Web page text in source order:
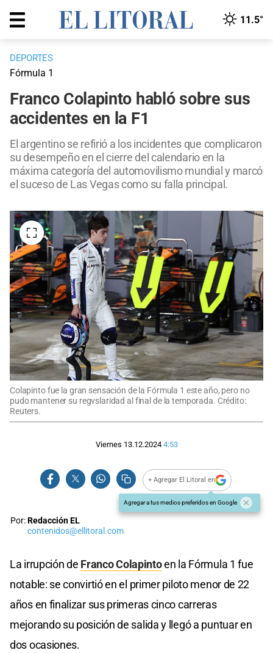
11.5°
DEPORTES
Fórmula 1
Franco Colapinto habló sobre sus
accidentes en la F1
El argentino se refirió a los incidentes que complicaron
su desempeño en el cierre del calendario en la
máxima categoría del automovilismo mundial y marcó
el suceso de Las Vegas como su falla principal.
Colapinto fue la gran sensación de la Fórmula 1 este año, pero no
pudo mantener su regvslaridad al final de la temporada. Crédito:
Reuters.
Viernes 13.12.2024 4:53
+ Agregar El Litoral en
Agregar a tus medios preferidos en Google
Por:Redacción EL
contenidos@ellitoral.com
La irrupción de Franco Colapintoen la Fórmula 1 fue
notable: se convirtió en el primer piloto menor de 22
años en finalizar sus primeras cinco carreras
mejorando su posición de salida y llegó a puntuar en
dos ocasiones.